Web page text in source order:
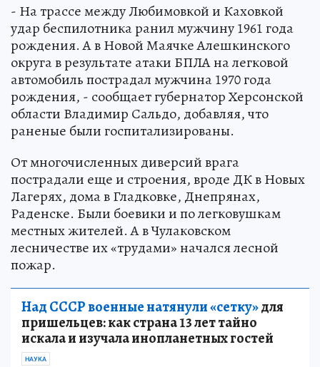
- На трассе между Любимовкой и Каховкой
удар беспилотника ранил мужчину 1961 года
рождения. А в Новой Маячке Алешкинского
округа в результате атаки БПЛА на легковой
автомобиль пострадал мужчина 1970 года
рождения, - сообщает губернатор Херсонской
области Владимир Сальдо, добавляя, что
раненые были госпитализированы.
От многочисленных диверсий врага
пострадали еще и строения, вроде ДК в Новых
Лагерях, дома в Гладковке, Днепрянах,
Раденске. Были боевики и по легковушкам
местных жителей. А в Чулаковском
лесничестве их «трудами» начался лесной
пожар.
Над СССР военные натянули «сетку»для
пришельцев: как страна 13 лет тайно
искала и изучала инопланетных гостей
НАУКА